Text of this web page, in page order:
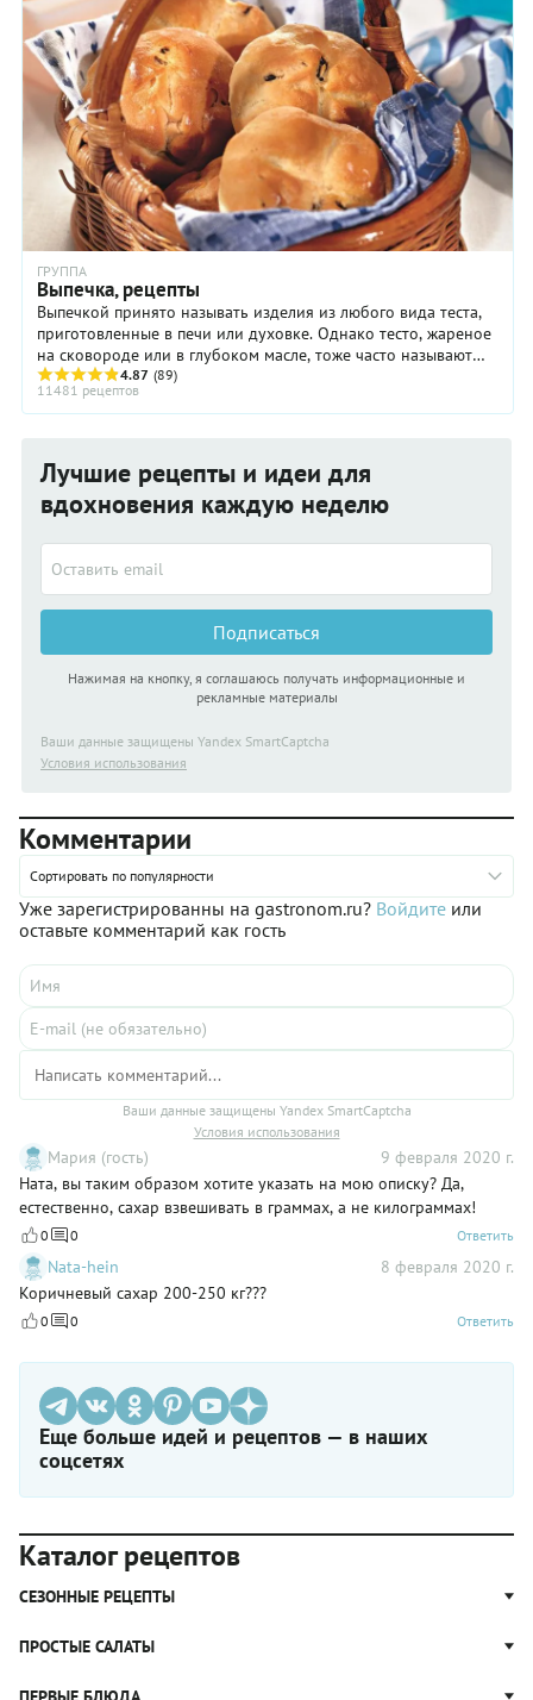
ГРУППА
Выпечка, рецепты
Выпечкой принято называть изделия из любого вида теста,
приготовленные в печи или духовке. Однако тесто, жареное
на сковороде или в глубоком масле, тоже часто называют
выпечкой. Всю выпечку можно ...
4.87 (89)
11481 рецептов
Лучшие рецепты и идеи для
вдохновения каждую неделю
Подписаться
Нажимая на кнопку, я соглашаюсь получать информационные и
рекламные материалы
Ваши данные защищены Yandex SmartCaptcha
Условия использования
Комментарии
Сортировать по популярности
Уже зарегистрированны на gastronom.ru? Войдите или
оставьте комментарий как гость
Ваши данные защищены Yandex SmartCaptcha
Условия использования
Мария (гость)
9 февраля 2020 г.
Ната, вы таким образом хотите указать на мою описку? Да,
естественно, сахар взвешивать в граммах, а не килограммах!
0 0 Ответить
Nata-hein
8 февраля 2020 г.
Коричневый сахар 200-250 кг???
0 0 Ответить
Еще больше идей и рецептов — в наших
соцсетях
Каталог рецептов
СЕЗОННЫЕ РЕЦЕПТЫ
Рецепты из капусты
ПРОСТЫЕ САЛАТЫ
Простые салаты